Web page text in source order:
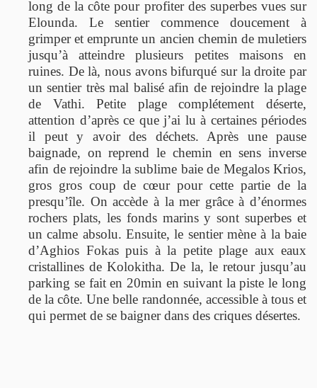
long de la côte pour profiter des superbes vues sur
Elounda. Le sentier commence doucement à
grimper et emprunte un ancien chemin de muletiers
jusqu’à atteindre plusieurs petites maisons en
ruines. De là, nous avons bifurqué sur la droite par
un sentier très mal balisé afin de rejoindre la plage
de Vathi. Petite plage complétement déserte,
attention d’après ce que j’ai lu à certaines périodes
il peut y avoir des déchets. Après une pause
baignade, on reprend le chemin en sens inverse
afin de rejoindre la sublime baie de Megalos Krios,
gros gros coup de cœur pour cette partie de la
presqu’île. On accède à la mer grâce à d’énormes
rochers plats, les fonds marins y sont superbes et
un calme absolu. Ensuite, le sentier mène à la baie
d’Aghios Fokas puis à la petite plage aux eaux
cristallines de Kolokitha. De la, le retour jusqu’au
parking se fait en 20min en suivant la piste le long
de la côte. Une belle randonnée, accessible à tous et
qui permet de se baigner dans des criques désertes.